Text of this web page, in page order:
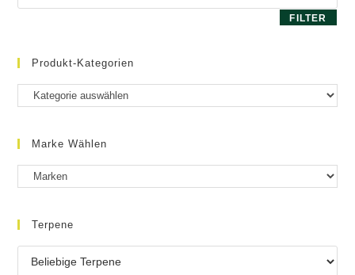
FILTER
Produkt-Kategorien
Marke Wählen
Terpene